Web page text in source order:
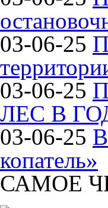
03-06-25
03-06-25
ЛЕС В
03-06-25
копатель»
САМОЕ